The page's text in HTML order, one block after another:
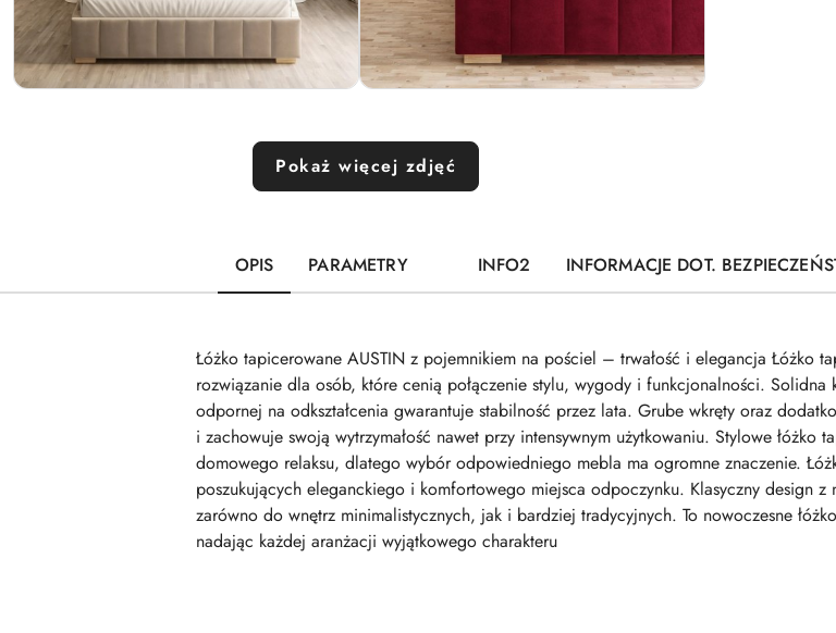
Pokaż więcej zdjęć
OPIS PARAMETRY INFO2 INFORMACJE DOT.
Łóżko tapicerowane AUSTIN z pojemnikiem na pościel – trwałość i elegancja Łóżko
rozwiązanie dla osób, które cenią połączenie stylu, wygody i funkcjonalności. Solidna
odpornej na odkształcenia gwarantuje stabilność przez lata. Grube wkręty oraz
i zachowuje swoją wytrzymałość nawet przy intensywnym użytkowaniu. Stylowe
domowego relaksu, dlatego wybór odpowiedniego mebla ma ogromne znaczenie.
poszukujących eleganckiego i komfortowego miejsca odpoczynku. Klasyczny design
zarówno do wnętrz minimalistycznych, jak i bardziej tradycyjnych. To nowoczesne
nadając każdej aranżacji wyjątkowego charakteru